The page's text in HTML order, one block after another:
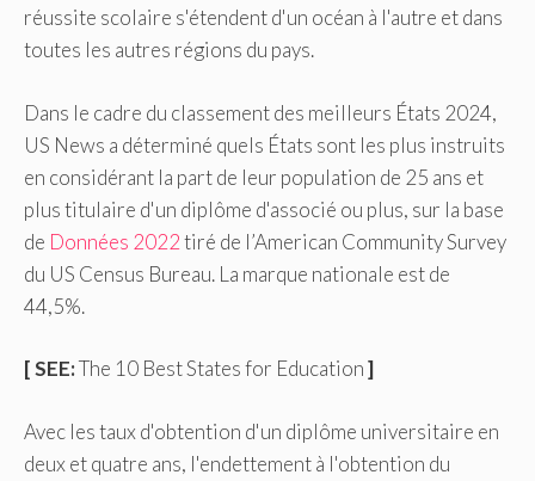
réussite scolaire s'étendent d'un océan à l'autre et dans
toutes les autres régions du pays.
Dans le cadre du classement des meilleurs États 2024,
US News a déterminé quels États sont les plus instruits
en considérant la part de leur population de 25 ans et
plus titulaire d'un diplôme d'associé ou plus, sur la base
de Données 2022tiré de l’American Community Survey
du US Census Bureau. La marque nationale est de
44,5%.
[ SEE:The 10 Best States for Education]
Avec les taux d'obtention d'un diplôme universitaire en
deux et quatre ans, l'endettement à l'obtention du